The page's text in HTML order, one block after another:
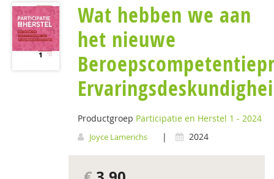
Wat hebben we aan
het nieuwe
Productgroep Participatie en Herstel 1 - 2024
Joyce Lamerichs | 2024